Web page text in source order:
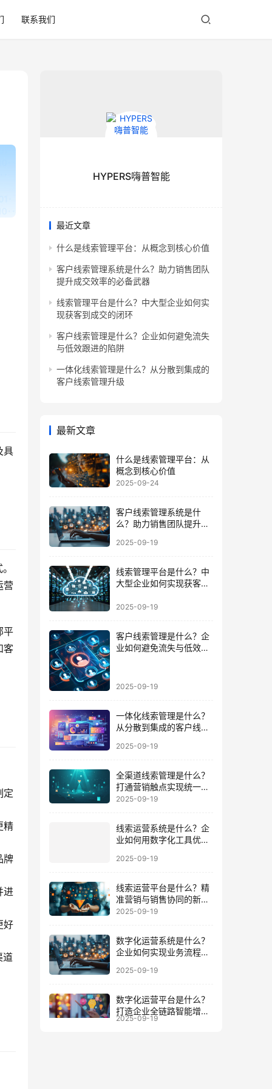
联系我们
具
营
平
客
定
精
牌
进
好
道
HYPERS嗨普智能
最近文章
什么是线索管理平台：从概念到核心价值
客户线索管理系统是什么？助力销售团队
提升成交效率的必备武器
线索管理平台是什么？中大型企业如何实
现获客到成交的闭环
客户线索管理是什么？企业如何避免流失
与低效跟进的陷阱
一体化线索管理是什么？从分散到集成的
客户线索管理升级
最新文章
什么是线索管理平台：从
概念到核心价值
2025-09-24
客户线索管理系统是什
么？助力销售团队提升成
2025-09-19
线索管理平台是什么？中
大型企业如何实现获客到
2025-09-19
客户线索管理是什么？企
业如何避免流失与低效跟
2025-09-19
一体化线索管理是什么？
从分散到集成的客户线索
2025-09-19
全渠道线索管理是什么？
打通营销触点实现统一数
据运营的路径
2025-09-19
线索运营系统是什么？企
业如何用数字化工具优化
2025-09-19
线索运营平台是什么？精
准营销与销售协同的新增
长引擎
2025-09-19
数字化运营系统是什么？
企业如何实现业务流程与
2025-09-19
数字化运营平台是什么？
打造企业全链路智能增长
的底座
2025-09-19